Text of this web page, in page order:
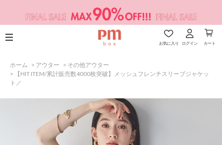
お気に入り ログイン カート
ホーム > アウター > その他アウター
>
【HIT ITEM/累計販売数4000枚突破】メッシュフレンチスリーブジャケッ
ト／